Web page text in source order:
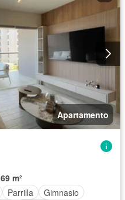
Apartamento
69 m²
Parrilla
Gimnasio